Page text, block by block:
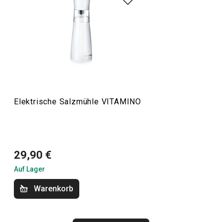
Kochen
Elektrische Salzmühle VITAMINO
29,90 €
Auf Lager
Warenkorb